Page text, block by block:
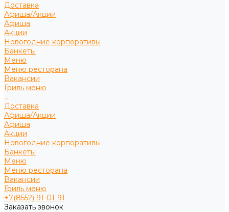
Доставка
Афиша/Акции
Афиша
Акции
Новогодние корпоративы
Банкеты
Меню
Меню ресторана
Вакансии
Гриль меню
...
Доставка
Афиша/Акции
Афиша
Акции
Новогодние корпоративы
Банкеты
Меню
Меню ресторана
Вакансии
Гриль меню
+7(8552) 91-01-91
Заказать звонок